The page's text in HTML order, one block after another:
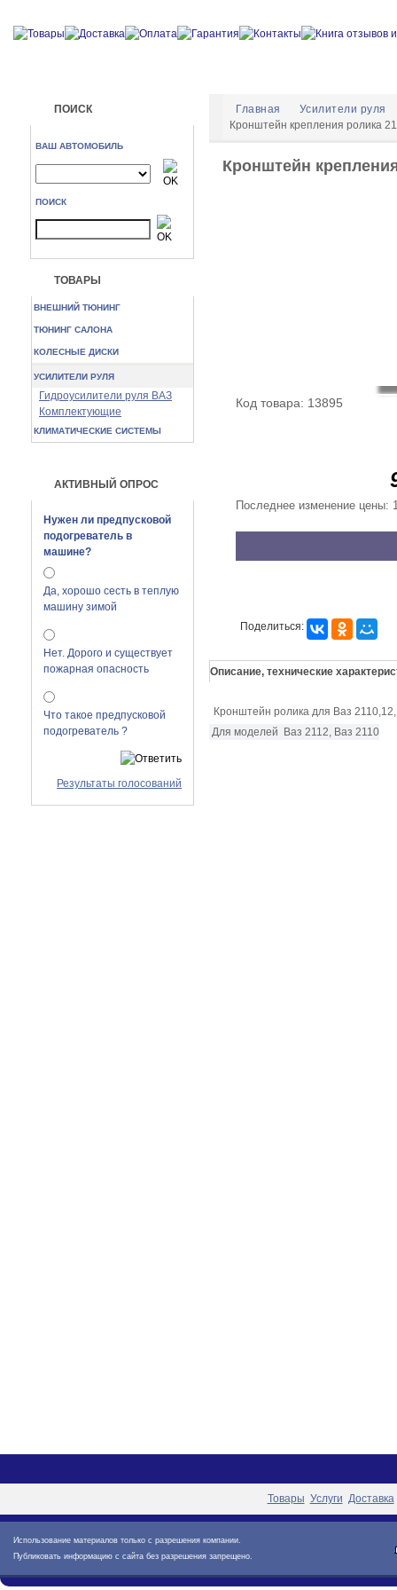
ПОИСК
ВАШ АВТОМОБИЛЬ
ПОИСК
ТОВАРЫ
ВНЕШНИЙ ТЮНИНГ
ТЮНИНГ САЛОНА
КОЛЕСНЫЕ ДИСКИ
УСИЛИТЕЛИ РУЛЯ
Гидроусилители руля ВАЗ
Комплектующие
КЛИМАТИЧЕСКИЕ СИСТЕМЫ
АКТИВНЫЙ ОПРОС
Нужен ли предпусковой
подогреватель в
машине?
Да, хорошо сесть в теплую
машину зимой
Нет. Дорого и существует
пожарная опасность
Что такое предпусковой
подогреватель ?
Результаты голосований
Главная
Усилители руля
Кронштейн крепления ролика
Кронштейн
Код товара: 13895
Последнее изменение цены:
Поделиться:
Описание, технические
Кронштейн ролика для Ваз
Для моделей
Ваз 2112, Ваз 2110
Товары Услуги Доставка
Использование материалов только с разрешения компании.
Публиковать информацию с сайта без разрешения запрещено.